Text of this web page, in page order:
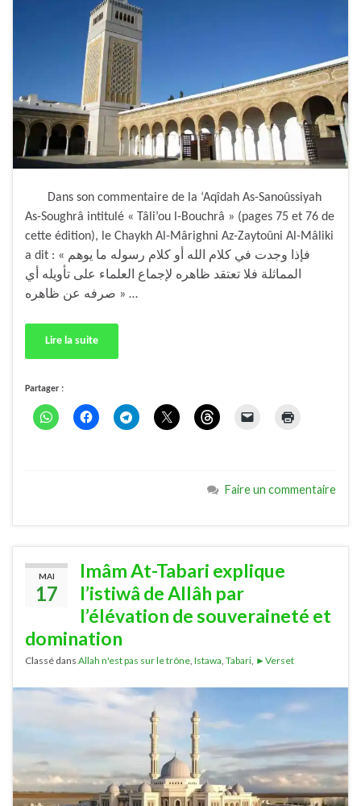
Dans son commentaire de la ‘Aqîdah As-Sanoûssiyah
As-Soughrâ intitulé « Tâli’ou l-Bouchrâ » (pages 75 et 76 de
cette édition), le Chaykh Al-Mârighni Az-Zaytoûni Al-Mâliki
a dit : « فإذا وجدت في كلام الله أو كلام رسوله ما يوهم
المماثلة فلا تعتقد ظاهره لإجماع العلماء على تأويله أي
صرفه عن ظاهره » …
Lire la suite
Partager :
Faire un commentaire
MAI
17
Imâm At-Tabari explique
l’istiwâ de Allâh par
l’élévation de souveraineté et
domination
Classé dans Allah n'est pas sur le trône, Istawa, Tabari, ►Verset